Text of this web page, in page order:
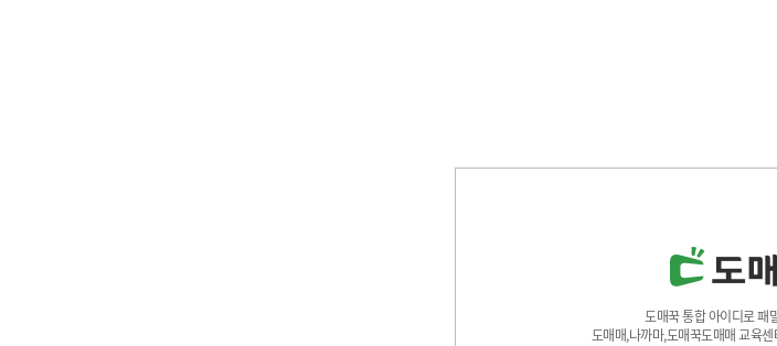
도매꾹 통합 아이디로 패
도매매,나까마,도매꾹도매매 교육